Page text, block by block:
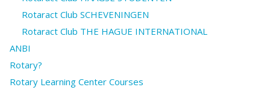
Rotaract Club SCHEVENINGEN
Rotaract Club THE HAGUE INTERNATIONAL
ANBI
Rotary?
Rotary Learning Center Courses